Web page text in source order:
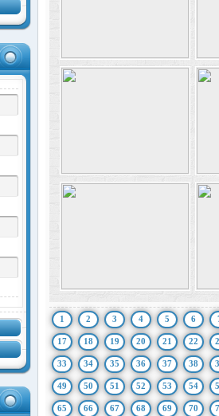
1 2 3 4 5 6
17 18 19 20 21 22
33 34 35 36 37 38
49 50 51 52 53 54
65 66 67 68 69 70